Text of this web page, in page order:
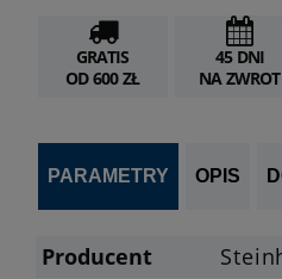
GRATIS
OD 600 ZŁ
45 DNI
NA ZWROT
PARAMETRY OPIS
Producent